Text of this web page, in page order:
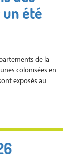
été
de la
colonisées en
exposés au